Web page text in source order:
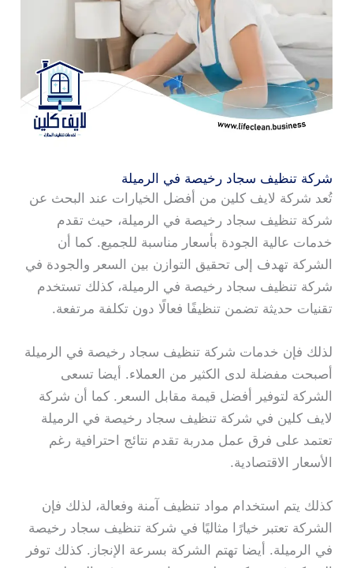
شركة تنظيف سجاد رخيصة في الرميلة
تُعد شركة لايف كلين من أفضل الخيارات عند البحث عن
شركة تنظيف سجاد رخيصة في الرميلة، حيث تقدم
خدمات عالية الجودة بأسعار مناسبة للجميع. كما أن
الشركة تهدف إلى تحقيق التوازن بين السعر والجودة في
شركة تنظيف سجاد رخيصة في الرميلة، كذلك تستخدم
تقنيات حديثة تضمن تنظيفًا فعالًا دون تكلفة مرتفعة.
لذلك فإن خدمات شركة تنظيف سجاد رخيصة في الرميلة
أصبحت مفضلة لدى الكثير من العملاء. أيضا تسعى
الشركة لتوفير أفضل قيمة مقابل السعر. كما أن شركة
لايف كلين في شركة تنظيف سجاد رخيصة في الرميلة
تعتمد على فرق عمل مدربة تقدم نتائج احترافية رغم
الأسعار الاقتصادية.
كذلك يتم استخدام مواد تنظيف آمنة وفعالة، لذلك فإن
الشركة تعتبر خيارًا مثاليًا في شركة تنظيف سجاد رخيصة
في الرميلة. أيضا تهتم الشركة بسرعة الإنجاز. كذلك توفر